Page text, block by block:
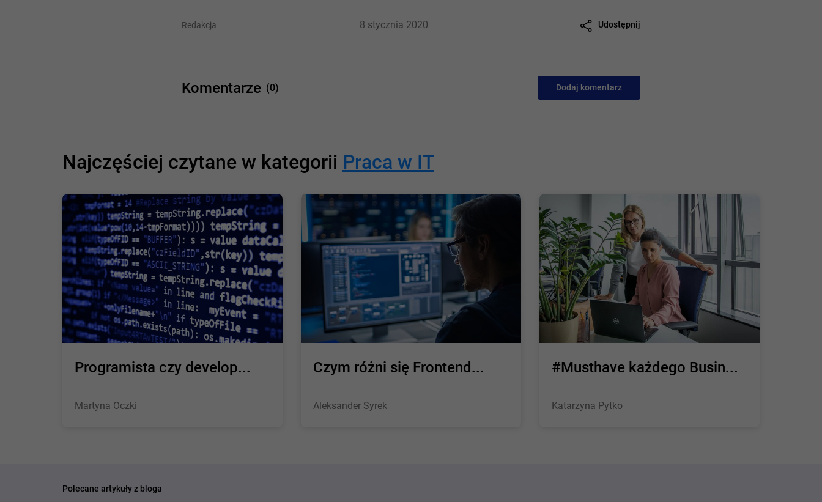
Redakcja 8 stycznia 2020 Udostępnij
Komentarze (0) Dodaj komentarz
Najczęściej czytane w kategorii Praca w IT
Programista czy develop...
Martyna Oczki
Czym różni się Frontend...
Aleksander Syrek
#Musthave każdego Busin...
Katarzyna Pytko
Polecane artykuły z bloga